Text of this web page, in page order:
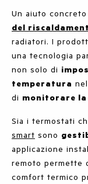
Un aiuto
del
radiatori. I
una tecnologia
non solo di
temperatura
di monitorare
Sia i termostati
smart sono
applicazione
remoto permette
comfort termico